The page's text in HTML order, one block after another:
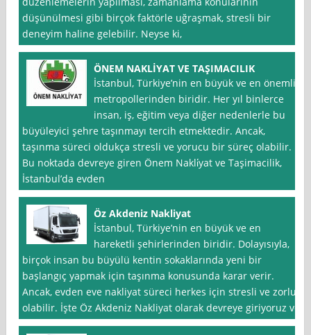
düşünülmesi gibi birçok faktörle uğraşmak, stresli bir
deneyim haline gelebilir. Neyse ki,
ÖNEM NAKLİYAT VE TAŞIMACILIK
İstanbul, Türkiye’nin en büyük ve en önemli
metropollerinden biridir. Her yıl binlerce
insan, iş, eğitim veya diğer nedenlerle bu
büyüleyici şehre taşınmayı tercih etmektedir. Ancak,
taşınma süreci oldukça stresli ve yorucu bir süreç olabilir.
Bu noktada devreye giren Önem Nakli̇yat ve Taşimacilik,
İstanbul’da evden
Öz Akdeniz Nakliyat
İstanbul, Türkiye’nin en büyük ve en
hareketli şehirlerinden biridir. Dolayısıyla,
birçok insan bu büyülü kentin sokaklarında yeni bir
başlangıç yapmak için taşınma konusunda karar verir.
Ancak, evden eve nakliyat süreci herkes için stresli ve zorlu
olabilir. İşte Öz Akdeniz Nakliyat olarak devreye giriyoruz ve